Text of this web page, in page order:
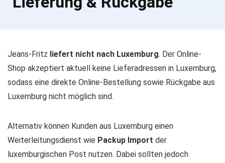
Jeans-Fritz liefert nicht nach Luxemburg. Der Online-
Shop akzeptiert aktuell keine Lieferadressen in Luxemburg,
sodass eine direkte Online-Bestellung sowie Rückgabe aus
Luxemburg nicht möglich sind.
Alternativ können Kunden aus Luxemburg einen
Weiterleitungsdienst wie Packup Import der
luxemburgischen Post nutzen. Dabei sollten jedoch